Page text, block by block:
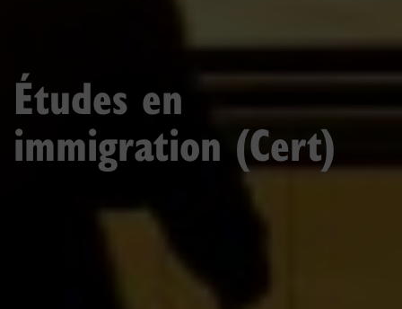
Études en
immigration (Cert)